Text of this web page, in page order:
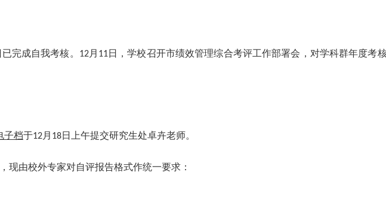
已完成自我考核。 12月 11日，学校召开市绩效管理综合考评工作部署会，对学科群年度考
子档于12月 18日上午提交研究生处卓卉老师。
现由校外专家对自评报告格式作统一要求：